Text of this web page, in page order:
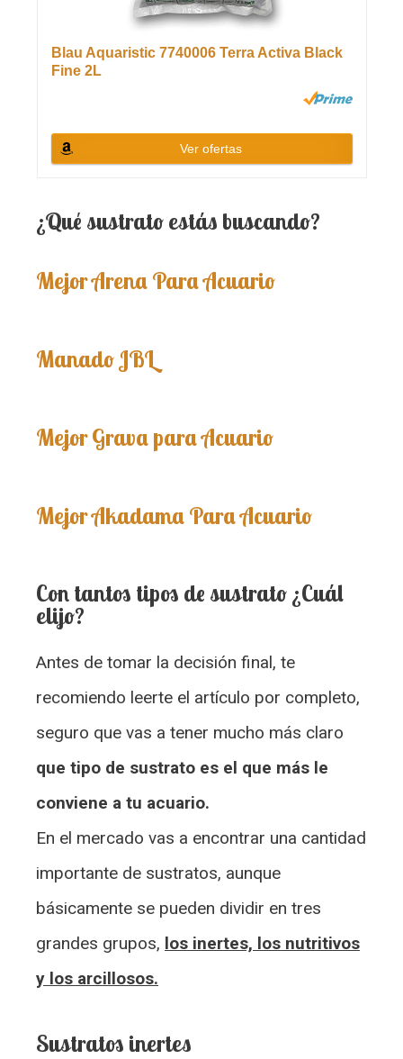
Blau Aquaristic 7740006 Terra Activa Black
Fine 2L
Ver ofertas
¿Qué sustrato estás buscando?
Mejor Arena Para Acuario
Manado JBL
Mejor Grava para Acuario
Mejor Akadama Para Acuario
Con tantos tipos de sustrato ¿Cuál
elijo?
Antes de tomar la decisión final, te
recomiendo leerte el artículo por completo,
seguro que vas a tener mucho más claro
que tipo de sustrato es el que más le
conviene a tu acuario.
En el mercado vas a encontrar una cantidad
importante de sustratos, aunque
básicamente se pueden dividir en tres
grandes grupos, los inertes, los nutritivos
y los arcillosos.
Sustratos inertes